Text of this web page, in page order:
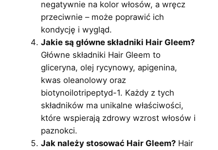
negatywnie na kolor włosów, a wręcz
przeciwnie – może poprawić ich
kondycję i wygląd.
Jakie są główne składniki Hair Gleem?
Główne składniki Hair Gleem to
gliceryna, olej rycynowy, apigenina,
kwas oleanolowy oraz
biotynoilotripeptyd-1. Każdy z tych
składników ma unikalne właściwości,
które wspierają zdrowy wzrost włosów i
paznokci.
Jak należy stosować Hair Gleem?Hair